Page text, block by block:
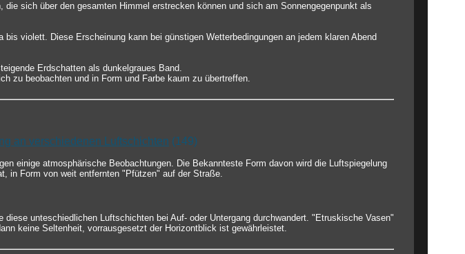
sich über den gesamten Himmel erstrecken können und sich am Sonnengegenpunkt als
violett. Diese Erscheinung kann bei günstigen Wetterbedingungen an jedem klaren Abend
Erdschatten als dunkelgraues Band.
zu beobachten und in Form und Farbe kaum zu übertreffen.
an verschiedenen Luftschichten (149)
einige atmosphärische Beobachtungen. Die Bekannteste Form davon wird die Luftspiegelung
in Form von weit entfernten "Pfützen" auf der Straße.
unteschiedlichen Luftschichten bei Auf- oder Untergang durchwandert. "Etruskische Vasen"
keine Seltenheit, vorrausgesetzt der Horizontblick ist gewährleistet.